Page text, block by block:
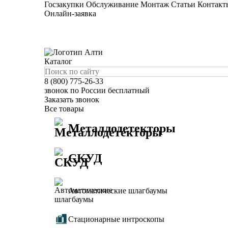
Госзакупки Обслуживание Монтаж Статьи
Онлайн-заявка
Каталог
8 (800) 775-26-33
звонок по России бесплатный
Заказать звонок
Все товары
Металлодетекторы
СКУД
Автоматические шлагбаумы
Стационарные интроскопы